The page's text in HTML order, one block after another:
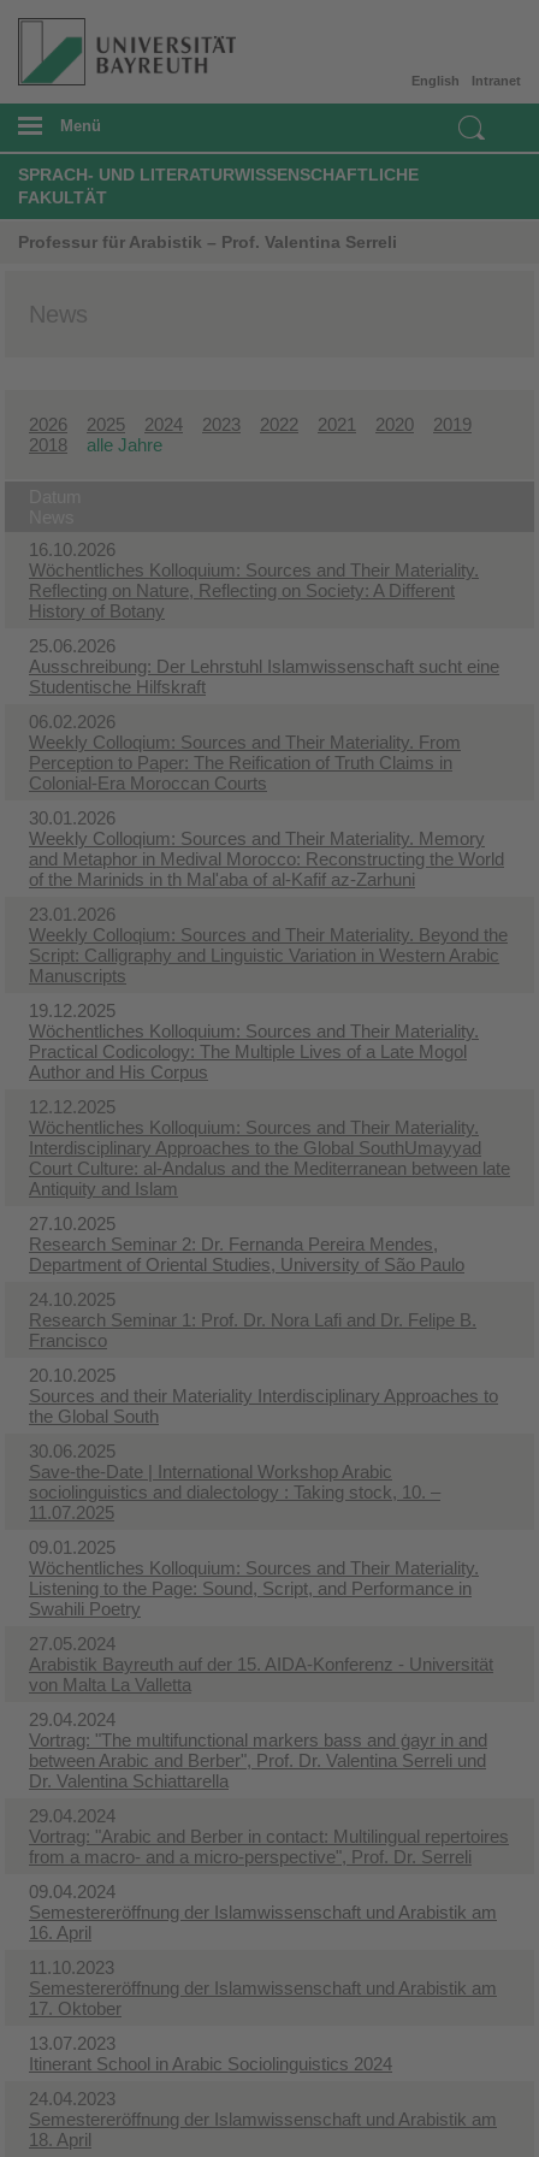
Intranet
English
Menü
SPRACH- UND LITERATURWISSENSCHAFTLICHE
FAKULTÄT
Professur für Arabistik – Prof. Valentina Serreli
News
2026 2025 2024 2023 2022 2021 2020
2019
2018
alle Jahre
16.10.2026
Wöchentliches Kolloquium: Sources and Their Materiality.
Reflecting on Nature, Reflecting on Society: A Different
History of Botany
25.06.2026
Ausschreibung: Der Lehrstuhl Islamwissenschaft sucht eine
Studentische Hilfskraft
06.02.2026
Weekly Colloqium: Sources and Their Materiality. From
Perception to Paper: The Reification of Truth Claims in
Colonial-Era Moroccan Courts
30.01.2026
Weekly Colloqium: Sources and Their Materiality. Memory
and Metaphor in Medival Morocco: Reconstructing the World
of the Marinids in th Mal'aba of al-Kafif az-Zarhuni
23.01.2026
Weekly Colloqium: Sources and Their Materiality. Beyond the
Script: Calligraphy and Linguistic Variation in Western Arabic
Manuscripts
19.12.2025
Wöchentliches Kolloquium: Sources and Their Materiality.
Practical Codicology: The Multiple Lives of a Late Mogol
Author and His Corpus
12.12.2025
Wöchentliches Kolloquium: Sources and Their Materiality.
Interdisciplinary Approaches to the Global South​Umayyad
Court Culture: al-Andalus and the Mediterranean between late
Antiquity and Islam
27.10.2025
Research Seminar 2: Dr. Fernanda Pereira Mendes,
Department of Oriental Studies, University of São Paulo
24.10.2025
Research Seminar 1: Prof. Dr. Nora Lafi and Dr. Felipe B.
Francisco
20.10.2025
Sources and their Materiality Interdisciplinary Approaches to
the Global South
30.06.2025
Save-the-Date | International Workshop Arabic
sociolinguistics and dialectology : Taking stock, 10. –
11.07.2025
09.01.2025
Wöchentliches Kolloquium: Sources and Their Materiality.
Listening to the Page: Sound, Script, and Performance in
Swahili Poetry
27.05.2024
Arabistik Bayreuth auf der 15. AIDA-Konferenz - Universität
von Malta La Valletta
29.04.2024
Vortrag: "The multifunctional markers bass and ġayr in and
between Arabic and Berber", Prof. Dr. Valentina Serreli und
Dr. Valentina Schiattarella
29.04.2024
Vortrag: "Arabic and Berber in contact: Multilingual repertoires
from a macro- and a micro-perspective", Prof. Dr. Serreli
09.04.2024
Semestereröffnung der Islamwissenschaft und Arabistik am
16. April
11.10.2023
Semestereröffnung der Islamwissenschaft und Arabistik am
17. Oktober
13.07.2023
Itinerant School in Arabic Sociolinguistics 2024
24.04.2023
Semestereröffnung der Islamwissenschaft und Arabistik am
18. April